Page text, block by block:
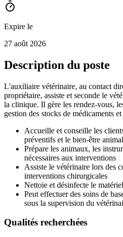
Expire le
27 août 2026
Description du poste
L'auxiliaire vétérinaire, au contact
propriétaire, assiste et seconde le
la clinique. Il gère les rendez-vous,
gestion des stocks de médicaments
Accueille et conseille les
préventifs et le bien-être animal
Prépare les animaux, les
nécessaires aux interventions
Assiste le vétérinaire lors des
interventions chirurgicales
Nettoie et désinfecte le
Peut effectuer des soins de
sous la supervision du
Qualités recherchées